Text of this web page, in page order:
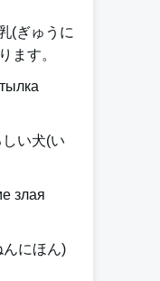
(ぎゅうに
ます。
い犬(い
злая
んにほん)